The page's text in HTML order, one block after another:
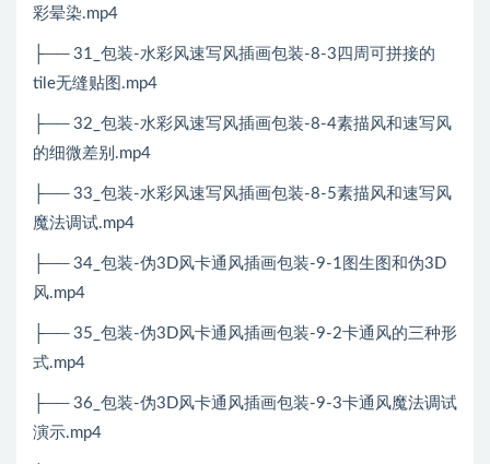
彩晕染.mp4
├── 31_包装-水彩风速写风插画包装-8-3四周可拼接的
tile无缝贴图.mp4
├── 32_包装-水彩风速写风插画包装-8-4素描风和速写风
的细微差别.mp4
├── 33_包装-水彩风速写风插画包装-8-5素描风和速写风
魔法调试.mp4
├── 34_包装-伪3D风卡通风插画包装-9-1图生图和伪3D
风.mp4
├── 35_包装-伪3D风卡通风插画包装-9-2卡通风的三种形
式.mp4
├── 36_包装-伪3D风卡通风插画包装-9-3卡通风魔法调试
演示.mp4